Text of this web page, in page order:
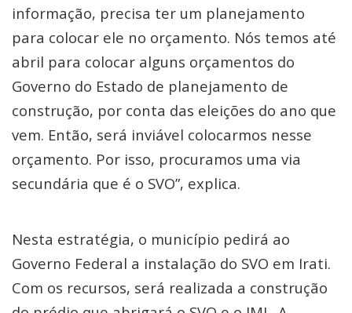
informação, precisa ter um planejamento
para colocar ele no orçamento. Nós temos até
abril para colocar alguns orçamentos do
Governo do Estado de planejamento de
construção, por conta das eleições do ano que
vem. Então, será inviável colocarmos nesse
orçamento. Por isso, procuramos uma via
secundária que é o SVO”, explica.
Nesta estratégia, o município pedirá ao
Governo Federal a instalação do SVO em Irati.
Com os recursos, será realizada a construção